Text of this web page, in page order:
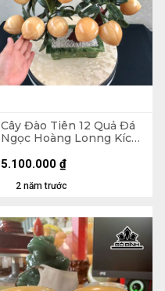
Cây Đào Tiên 12 Quả Đá
Ngọc Hoàng Lonng Kích
8,2kg
2 năm trước
5.100.000 ₫